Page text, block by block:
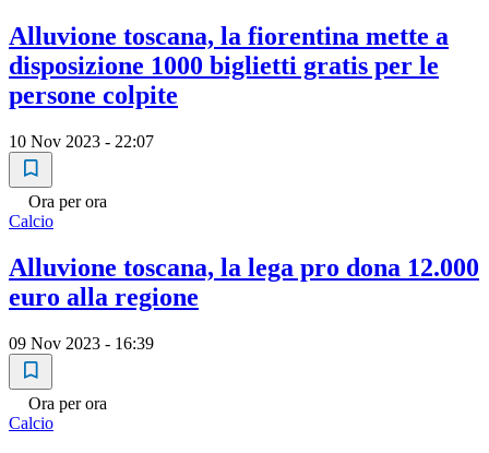
Alluvione toscana, la fiorentina mette a
disposizione 1000 biglietti gratis per le
persone colpite
10 Nov 2023 - 22:07
Ora per ora
Calcio
Alluvione toscana, la lega pro dona 12.000
euro alla regione
09 Nov 2023 - 16:39
Ora per ora
Calcio